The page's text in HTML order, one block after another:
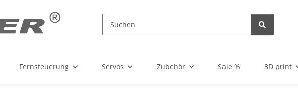
Fernsteuerung Servos Zubehör Sale % 3D print